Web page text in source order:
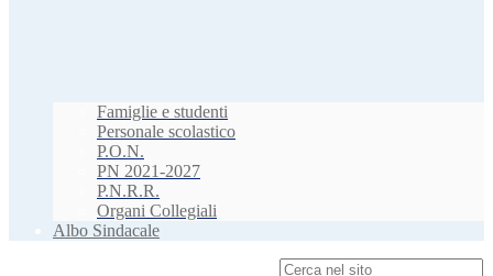
Famiglie e studenti
Personale scolastico
P.O.N.
PN 2021-2027
P.N.R.R.
Organi Collegiali
Albo Sindacale